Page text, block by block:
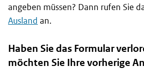
angeben müssen? Dann rufen Sie
Ausland an.
Haben Sie das Formular
möchten Sie Ihre vorherige